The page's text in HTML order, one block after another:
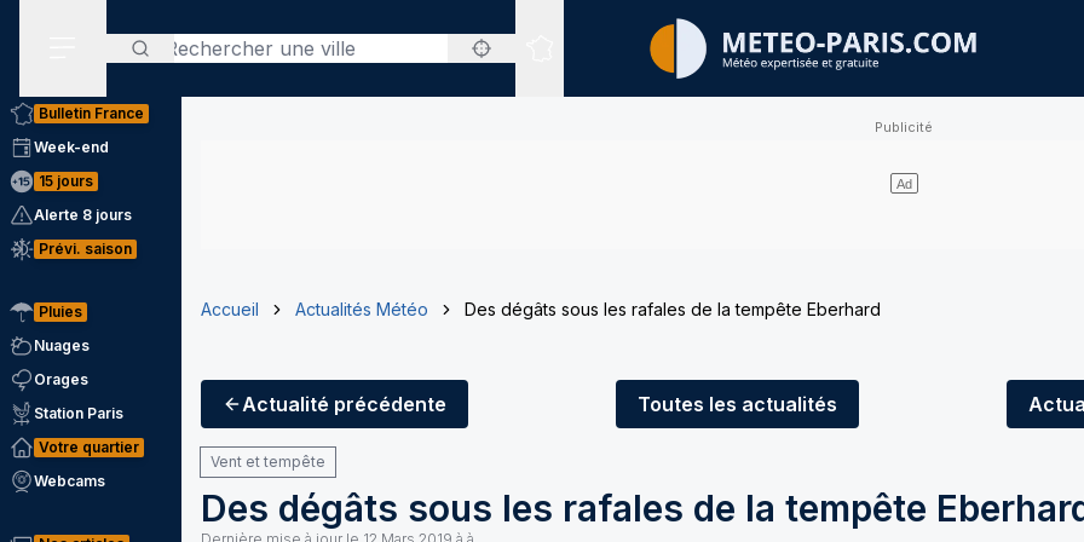
Rechercher
Sites expertisés
Bulletin France
Week-end
15 jours
Alerte 8 jours
Prévi. saison
Pluies
Nuages
Orages
Station Paris
Votre quartier
Webcams
Accueil Actualités Météo Des dégâts sous les rafales de la tempête Eberhard
Actualité précédente Toutes les actualités
Vent et tempête
Des dégâts sous les rafales de la tempête